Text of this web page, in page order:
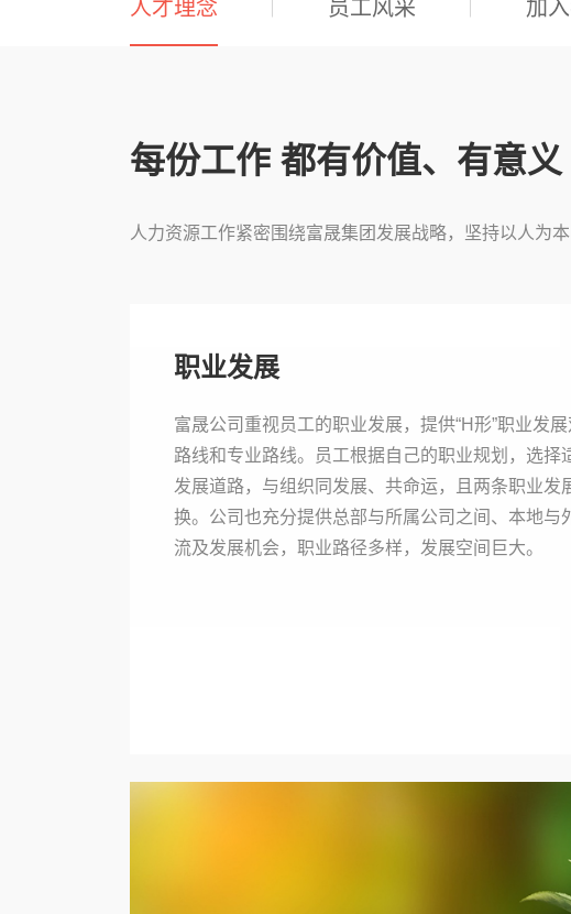
人才理念 员工风采 加入
每份工作 都有价值、有意义
人力资源工作紧密围绕富晟集团发展战略，坚持以人为
职业发展
富晟公司重视员工的职业发展，提供“H形”职业发
路线和专业路线。员工根据自己的职业规划，选择
发展道路，与组织同发展、共命运，且两条职业发
换。公司也充分提供总部与所属公司之间、本地与
流及发展机会，职业路径多样，发展空间巨大。